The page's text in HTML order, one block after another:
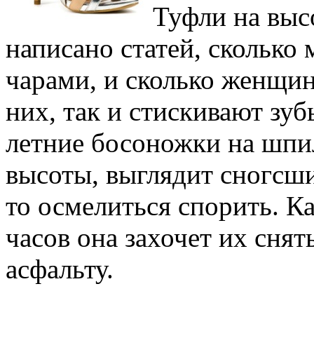
Туфли на
написано статей,
чарами, и сколько
них, так и стискивают
летние босоножки на
высоты, выглядит
то осмелиться спорить.
часов она захочет их
асфальту.